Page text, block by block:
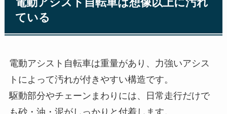
電動アシスト自転車は想像以上に汚れ
ている
電動アシスト自転車は重量があり、力強いアシス
トによって汚れが付きやすい構造です。
駆動部分やチェーンまわりには、日常走行だけで
も砂・油・泥がしっかりと付着します。